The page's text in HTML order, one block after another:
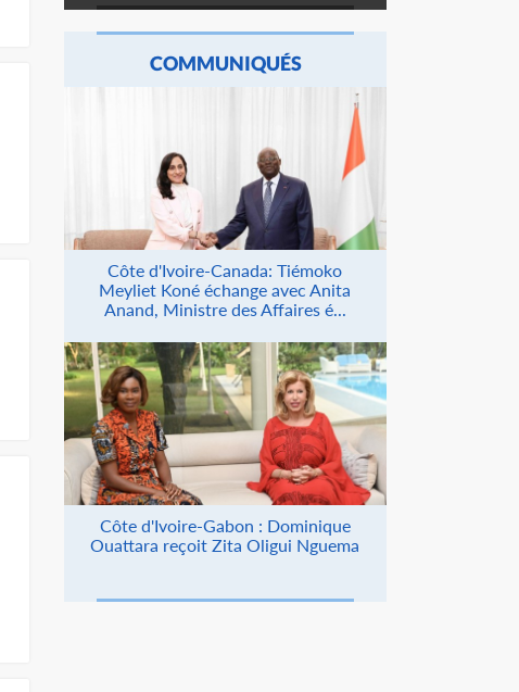
COMMUNIQUÉS
Côte d'Ivoire-Canada: Tiémoko
Meyliet Koné échange avec Anita
Anand, Ministre des Affaires é...
Côte d'Ivoire-Gabon : Dominique
Ouattara reçoit Zita Oligui Nguema